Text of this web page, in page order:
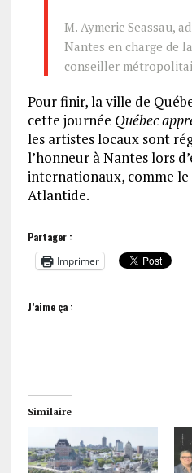
M. Aymeric Seassau,
Nantes en charge de
conseiller
Pour finir, la ville de
cette journée Québec
les artistes locaux sont
l’honneur à Nantes lors
internationaux, comme
Atlantide.
Partager :
Imprimer
J’aime ça :
Similaire